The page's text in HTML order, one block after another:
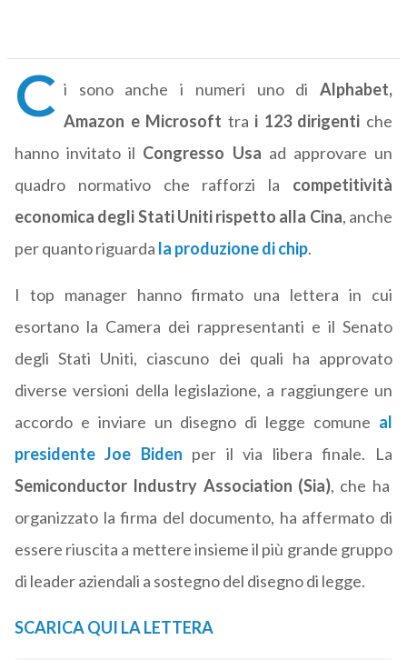
C i sono anche i numeri uno di Alphabet,
Amazon e Microsoft tra i 123 dirigenti che
hanno invitato il Congresso Usa ad approvare un
quadro normativo che rafforzi la competitività
economica degli Stati Uniti rispetto alla Cina, anche
per quanto riguarda la produzione di chip.
I top manager hanno firmato una lettera in cui
esortano la Camera dei rappresentanti e il Senato
degli Stati Uniti, ciascuno dei quali ha approvato
diverse versioni della legislazione, a raggiungere un
accordo e inviare un disegno di legge comune al
presidente Joe Biden per il via libera finale. La
Semiconductor Industry Association (Sia), che ha
organizzato la firma del documento, ha affermato di
essere riuscita a mettere insieme il più grande gruppo
di leader aziendali a sostegno del disegno di legge.
SCARICA QUI LA LETTERA